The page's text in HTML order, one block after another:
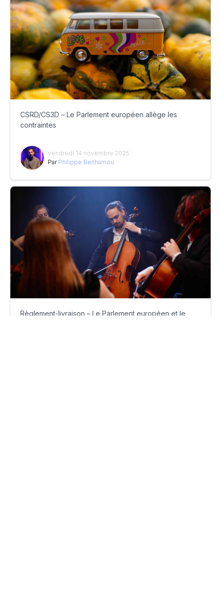
CSRD/CS3D – Le Parlement européen allège les
contraintes
vendredi 14 novembre 2025
Par Philippe Benhamou
Règlement-livraison – Le Parlement européen et le